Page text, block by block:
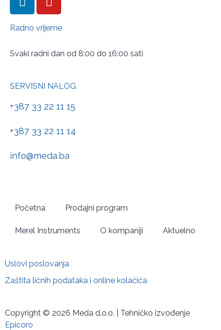
Radno vrijeme
Svaki radni dan od 8:00 do 16:00 sati
SERVISNI NALOG
+387 33 22 11 15
+387 33 22 11 14
info@meda.ba
Početna Prodajni program
Merel Instruments O kompaniji Aktuelno
Uslovi poslovanja
Zaštita ličnih podataka i online kolačića
Copyright © 2026 Meda d.o.o. | Tehničko izvođenje
Epicoro